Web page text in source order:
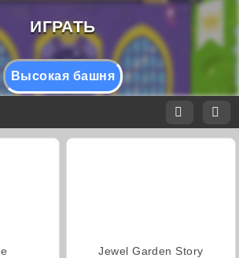
Высокая башня
Jewel Garden Story